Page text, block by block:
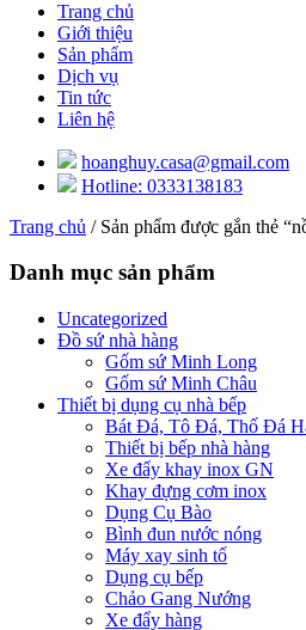
Trang chủ
Giới thiệu
Sản phẩm
Dịch vụ
Tin tức
Liên hệ
hoanghuy.casa@gmail.com
Hotline: 0333138183
Trang chủ / Sản phẩm được gắn thẻ
Danh mục sản phẩm
Uncategorized
Đồ sứ nhà hàng
Gốm sứ Minh Long
Gốm sứ Minh Châu
Thiết bị dụng cụ nhà bếp
Bát Đá, Tô Đá, Thố Đá
Thiết bị bếp nhà hàng
Xe đẩy khay inox GN
Khay đựng cơm inox
Dụng Cụ Bào
Bình đun nước nóng
Máy xay sinh tố
Dụng cụ bếp
Chảo Gang Nướng
Xe đẩy hàng